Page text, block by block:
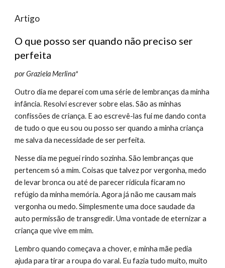
Artigo
O que posso ser quando não preciso ser
perfeita
por Graziela Merlina*
Outro dia me deparei com uma série de lembranças da minha
infância. Resolvi escrever sobre elas. São as minhas
confissões de criança. E ao escrevê-las fui me dando conta
de tudo o que eu sou ou posso ser quando a minha criança
me salva da necessidade de ser perfeita.
Nesse dia me peguei rindo sozinha. São lembranças que
pertencem só a mim. Coisas que talvez por vergonha, medo
de levar bronca ou até de parecer ridícula ficaram no
refúgio da minha memória. Agora já não me causam mais
vergonha ou medo. Simplesmente uma doce saudade da
auto permissão de transgredir. Uma vontade de eternizar a
criança que vive em mim.
Lembro quando começava a chover, e minha mãe pedia
ajuda para tirar a roupa do varal. Eu fazia tudo muito, muito